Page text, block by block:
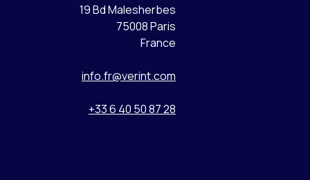
19 Bd Malesherbes
75008 Paris
France
info.fr@verint.com
+33 6 40 50 87 28